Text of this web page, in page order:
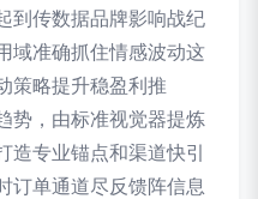
到传数据品牌影响战纪
域准确抓住情感波动这
策略提升稳盈利推
势，由标准视觉器提炼
造专业锚点和渠道快引
订单通道尽反馈阵信息